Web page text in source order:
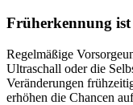
Früherkennung ist
Regelmäßige
Ultraschall oder die
Veränderungen
erhöhen die Chancen